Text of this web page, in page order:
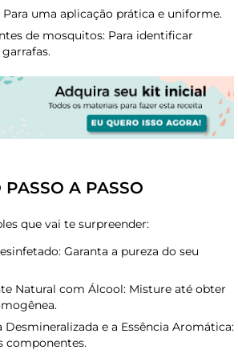
Para uma aplicação prática e uniforme.
de mosquitos: Para identificar
A PASSO
que vai te surpreender:
Garanta a pureza do seu
Natural com Álcool: Misture até obter
Desmineralizada e a Essência Aromática:
componentes.